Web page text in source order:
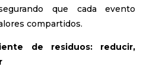
que cada evento
compartidos.
de residuos: reducir,